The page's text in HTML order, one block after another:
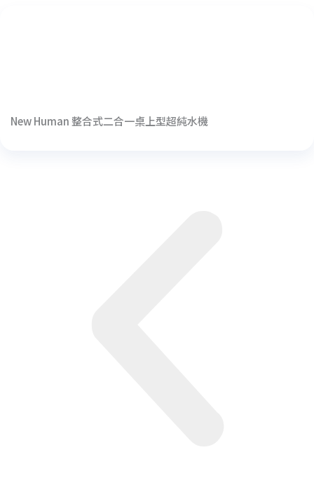
New Human 整合式二合一桌上型超純水機